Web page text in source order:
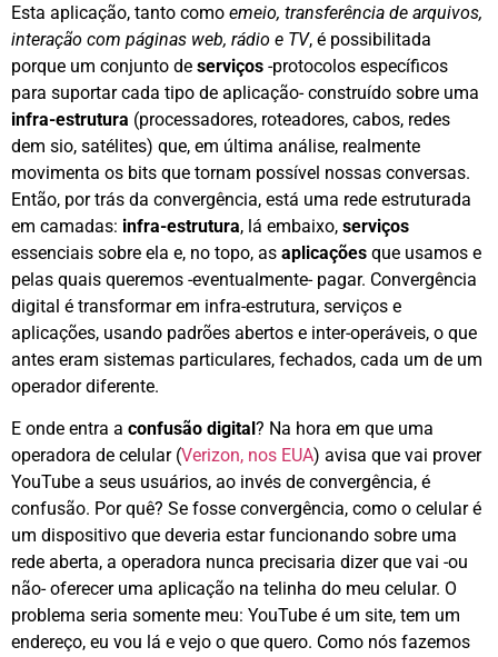
Esta aplicação, tanto como emeio, transferência de arquivos,
interação com páginas web, rádio e TV, é possibilitada
porque um conjunto de serviços -protocolos específicos
para suportar cada tipo de aplicação- construído sobre uma
infra-estrutura (processadores, roteadores, cabos, redes
dem sio, satélites) que, em última análise, realmente
movimenta os bits que tornam possível nossas conversas.
Então, por trás da convergência, está uma rede estruturada
em camadas: infra-estrutura, lá embaixo, serviços
essenciais sobre ela e, no topo, as aplicações que usamos e
pelas quais queremos -eventualmente- pagar. Convergência
digital é transformar em infra-estrutura, serviços e
aplicações, usando padrões abertos e inter-operáveis, o que
antes eram sistemas particulares, fechados, cada um de um
operador diferente.
E onde entra a confusão digital ? Na hora em que uma
operadora de celular (Verizon, nos EUA) avisa que vai prover
YouTube a seus usuários, ao invés de convergência, é
confusão. Por quê? Se fosse convergência, como o celular é
um dispositivo que deveria estar funcionando sobre uma
rede aberta, a operadora nunca precisaria dizer que vai -ou
não- oferecer uma aplicação na telinha do meu celular. O
problema seria somente meu: YouTube é um site, tem um
endereço, eu vou lá e vejo o que quero. Como nós fazemos